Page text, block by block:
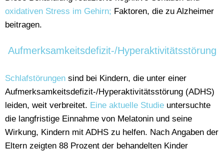
oxidativen Stress im Gehirn; Faktoren, die zu Alzheimer
beitragen.
Aufmerksamkeitsdefizit-/Hyperaktivitätsstörung
Schlafstörungen sind bei Kindern, die unter einer
Aufmerksamkeitsdefizit-/Hyperaktivitätsstörung (ADHS)
leiden, weit verbreitet. Eine aktuelle Studie untersuchte
die langfristige Einnahme von Melatonin und seine
Wirkung, Kindern mit ADHS zu helfen. Nach Angaben der
Eltern zeigten 88 Prozent der behandelten Kinder